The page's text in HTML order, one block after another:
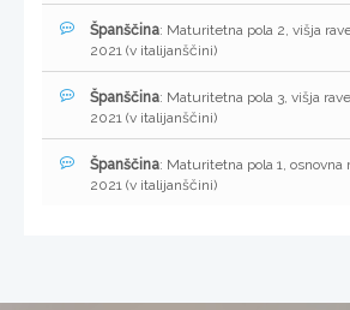
Španščina: Maturitetna pola 2, višja
2021 (v italijanščini)
Španščina: Maturitetna pola 3, višja
2021 (v italijanščini)
Španščina: Maturitetna pola 1, osnovna
2021 (v italijanščini)